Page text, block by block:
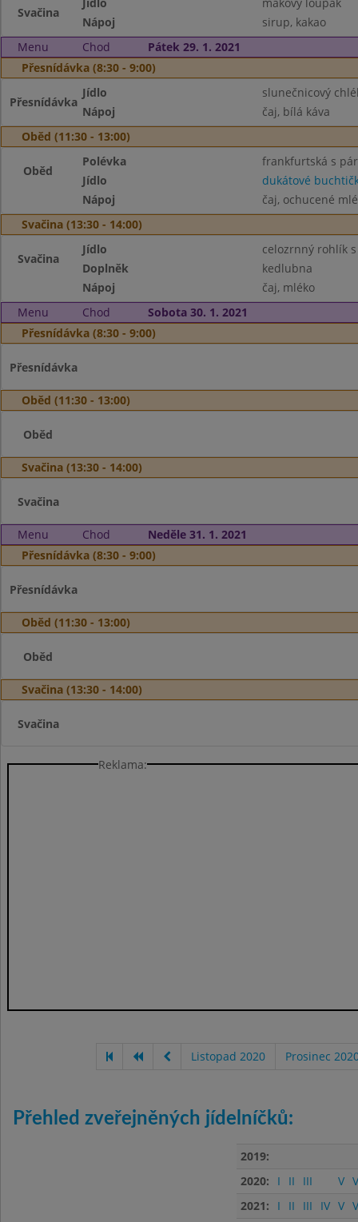
Svačina
Nápoj
sirup, kakao
Menu
Chod
Pátek 29. 1. 2021
Přesnídávka (8:30 - 9:00)
Přesnídávka
Jídlo
slunečnicový
Nápoj
čaj, bílá káva
Oběd (11:30 - 13:00)
Oběd
Polévka
frankfurtská s
Jídlo
dukátové
Nápoj
čaj, ochucené
Svačina (13:30 - 14:00)
Svačina
Jídlo
celozrnný rohlík
Doplněk
kedlubna
Nápoj
čaj, mléko
Menu
Chod
Sobota 30. 1. 2021
Přesnídávka (8:30 - 9:00)
Přesnídávka
Oběd (11:30 - 13:00)
Oběd
Svačina (13:30 - 14:00)
Svačina
Menu Chod
Neděle 31. 1. 2021
Přesnídávka (8:30 - 9:00)
Přesnídávka
Oběd (11:30 - 13:00)
Oběd
Svačina (13:30 - 14:00)
Svačina
Reklama:
Listopad 2020 Prosinec
Přehled zveřejněných jídelníčků:
2019:
2020:
I II III V
2021:
I II III IV V